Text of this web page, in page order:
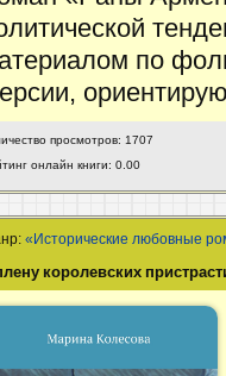
по
просмотров: 1707
онлайн книги: 0.00
«Исторические любовные
королевских